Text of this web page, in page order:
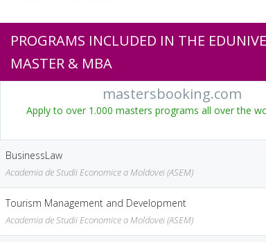
PROGRAMS INCLUDED IN THE
MASTER & MBA
mastersbooking.com
Apply to over 1.000 masters programs all over the
BusinessLaw
Academia de Studii Economice a Moldovei (ASEM)
Tourism Management and Development
Academia de Studii Economice a Moldovei (ASEM)